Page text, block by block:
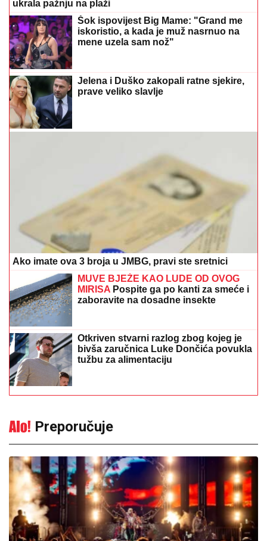
ukrala pažnju na plaži
Šok ispovijest Big Mame: "Grand me
iskoristio, a kada je muž nasrnuo na
mene uzela sam nož"
Jelena i Duško zakopali ratne sjekire,
prave veliko slavlje
Ako imate ova 3 broja u JMBG, pravi ste sretnici
MUVE BJEŽE KAO LUDE OD OVOG
MIRISA Pospite ga po kanti za smeće i
zaboravite na dosadne insekte
Otkriven stvarni razlog zbog kojeg je
bivša zaručnica Luke Dončića povukla
tužbu za alimentaciju
Preporučuje